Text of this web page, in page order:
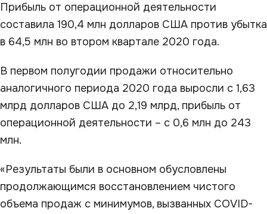
Прибыль от операционной деятельности
составила 190,4 млн долларов США против убытка
в 64,5 млн во втором квартале 2020 года.
В первом полугодии продажи относительно
аналогичного периода 2020 года выросли с 1,63
млрд долларов США до 2,19 млрд, прибыль от
операционной деятельности – с 0,6 млн до 243
млн.
«Результаты были в основном обусловлены
продолжающимся восстановлением чистого
объема продаж с минимумов, вызванных COVID-